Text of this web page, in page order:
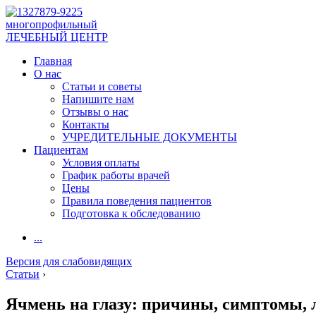
многопрофильный
ЛЕЧЕБНЫЙ ЦЕНТР
Главная
О нас
Статьи и советы
Напишите нам
Отзывы о нас
Контакты
УЧРЕДИТЕЛЬНЫЕ ДОКУМЕНТЫ
Пациентам
Условия оплаты
График работы врачей
Цены
Правила поведения пациентов
Подготовка к обследованию
...
Версия для слабовидящих
Статьи ›
Ячмень на глазу: причины, симптомы,